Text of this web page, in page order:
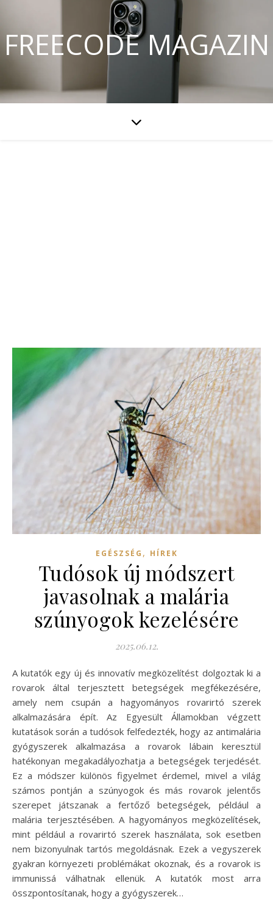
FREECODE MAGAZIN
EGÉSZSÉG , HÍREK
Tudósok új módszert
javasolnak a malária
szúnyogok kezelésére
2025.06.12.
A kutatók egy új és innovatív megközelítést dolgoztak ki a
rovarok által terjesztett betegségek megfékezésére,
amely nem csupán a hagyományos rovarirtó szerek
alkalmazására épít. Az Egyesült Államokban végzett
kutatások során a tudósok felfedezték, hogy az antimalária
gyógyszerek alkalmazása a rovarok lábain keresztül
hatékonyan megakadályozhatja a betegségek terjedését.
Ez a módszer különös figyelmet érdemel, mivel a világ
számos pontján a szúnyogok és más rovarok jelentős
szerepet játszanak a fertőző betegségek, például a
malária terjesztésében. A hagyományos megközelítések,
mint például a rovarirtó szerek használata, sok esetben
nem bizonyulnak tartós megoldásnak. Ezek a vegyszerek
gyakran környezeti problémákat okoznak, és a rovarok is
immunissá válhatnak ellenük. A kutatók most arra
összpontosítanak, hogy a gyógyszerek…